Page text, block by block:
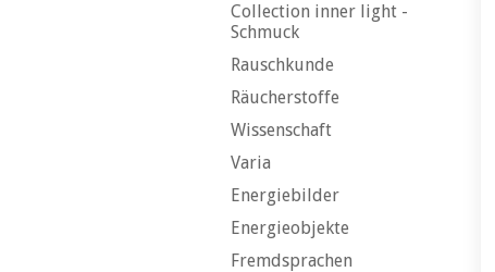
Collection inner light -
Schmuck
Rauschkunde
Räucherstoffe
Wissenschaft
Varia
Energiebilder
Energieobjekte
Fremdsprachen